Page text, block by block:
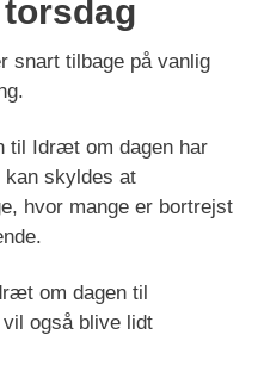
snart tilbage på vanlig
til Idræt om dagen har
skyldes at
hvor mange er bortrejst
om dagen til
også blive lidt